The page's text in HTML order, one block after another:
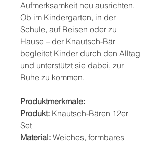
Aufmerksamkeit neu ausrichten.
Ob im Kindergarten, in der
Schule, auf Reisen oder zu
Hause – der Knautsch-Bär
begleitet Kinder durch den Alltag
und unterstützt sie dabei, zur
Ruhe zu kommen.
Produktmerkmale:
Produkt: Knautsch-Bären 12er
Set
Material: Weiches, formbares